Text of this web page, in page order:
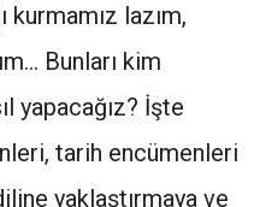
lazım,
Bunları kim
yapacağız? İşte
tarih encümenleri
yaklaştırmaya ve